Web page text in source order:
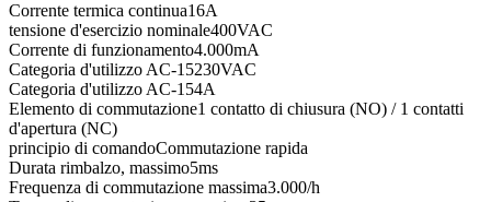
Corrente termica continua16A
tensione d'esercizio nominale400VAC
Corrente di funzionamento4.000mA
Categoria d'utilizzo AC-15230VAC
Categoria d'utilizzo AC-154A
Elemento di commutazione1 contatto di chiusura (NO) / 1 contatti
d'apertura (NC)
principio di comandoCommutazione rapida
Durata rimbalzo, massimo5ms
Frequenza di commutazione massima3.000/h